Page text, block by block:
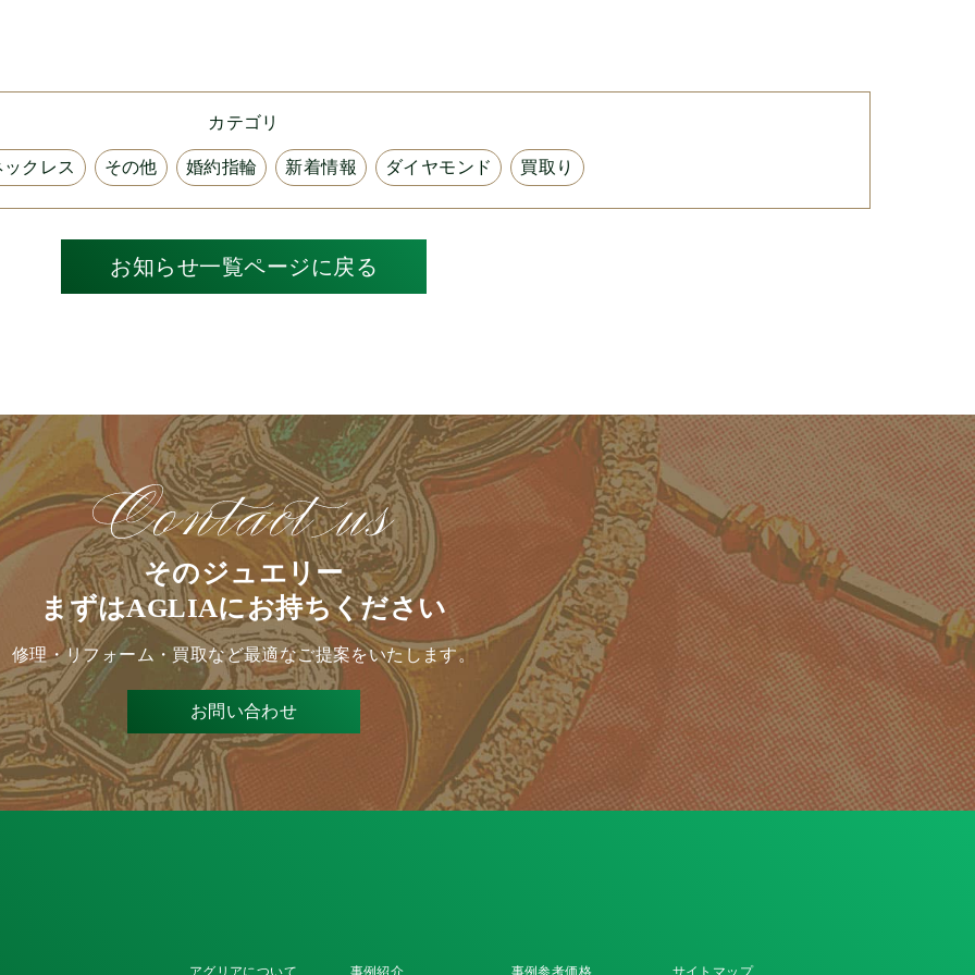
カテゴリ
ックレス その他 婚約指輪 新着情報 ダイヤモンド 買取り
お知らせ一覧ページに戻る
そのジュエリー
まずはAGLIAにお持ちください
修理・リフォーム・買取など最適なご提案をいたします。
お問い合わせ
アグリアについて 事例紹介 事例参考価格 サイトマップ